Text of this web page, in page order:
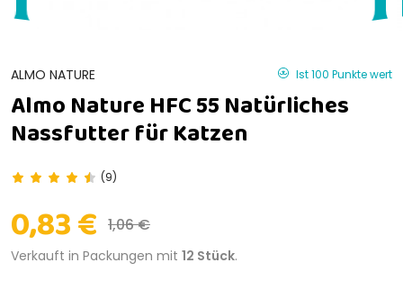
ALMO NATURE Ist 100 Punkte wert
Almo Nature HFC 55 Natürliches
Nassfutter für Katzen
(9)
0,83 € 1,06 €
Verkauft in Packungen mit 12 Stück.